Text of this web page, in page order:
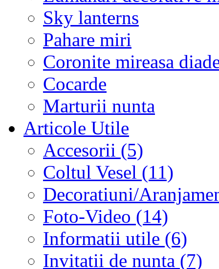
Sky lanterns
Pahare miri
Coronite mireasa
Cocarde
Marturii nunta
Articole Utile
Accesorii (5)
Coltul Vesel (11)
Decoratiuni/
Foto-Video (14)
Informatii utile (6)
Invitatii de nunta (7)